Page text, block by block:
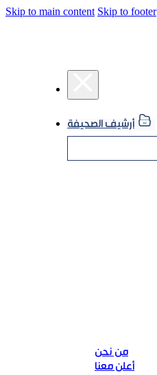
Skip to main content Skip to footer
أرشيف الصحيفة
من نحن
أعلن معنا